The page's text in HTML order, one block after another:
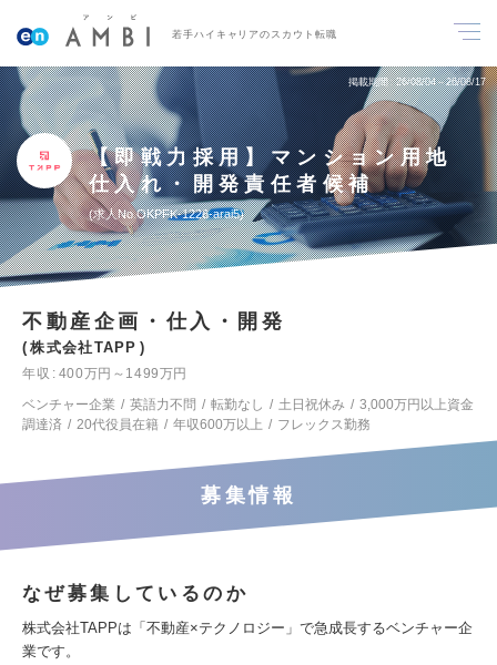
若手ハイキャリアのスカウト転職
掲載期間 26/08/04～26/08/17
【即戦力採用】マンション用地
仕入れ・開発責任者候補
求人No.OKPFK-1226-arai5
不動産企画・仕入・開発
株式会社TAPP
年収
400万円～1499万円
ベンチャー企業
英語力不問 転勤なし 土日祝休み
3,000万円以上資金
調達済
20代役員在籍 年収600万以上 フレックス勤務
募集情報
なぜ募集しているのか
株式会社TAPPは「不動産×テクノロジー」で急成長するベンチャー企
業です。